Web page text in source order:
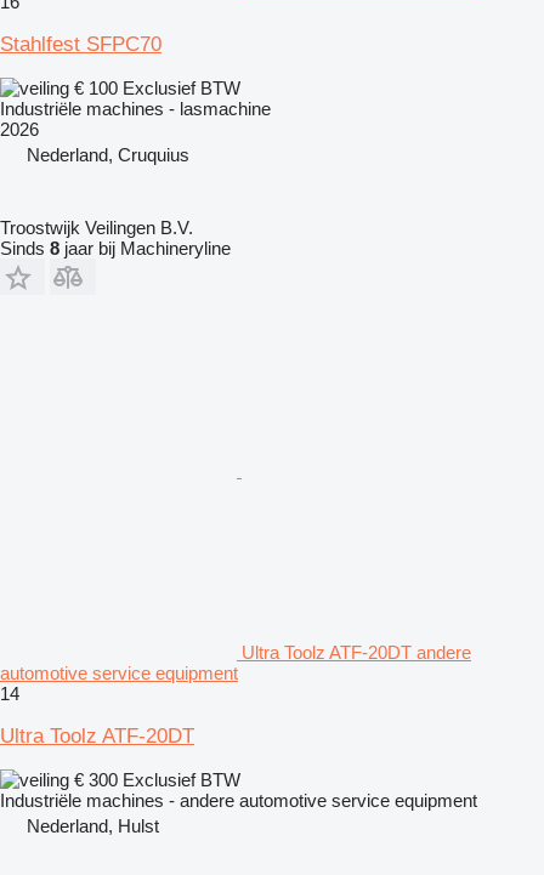
Stahlfest SFPC70
€ 100 Exclusief BTW
Industriële machines - lasmachine
2026
Nederland, Cruquius
Troostwijk Veilingen B.V.
Sinds 8 jaar bij Machineryline
Ultra Toolz ATF-20DT andere
automotive service equipment
14
Ultra Toolz ATF-20DT
€ 300 Exclusief BTW
Industriële machines - andere automotive service equipment
Nederland, Hulst